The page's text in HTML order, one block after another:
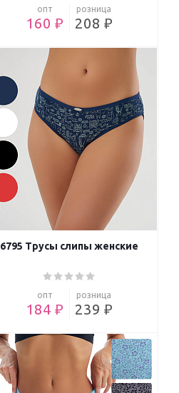
опт
160 ₽
розница
208 ₽
6795 Трусы слипы женские
опт
184 ₽
розница
239 ₽